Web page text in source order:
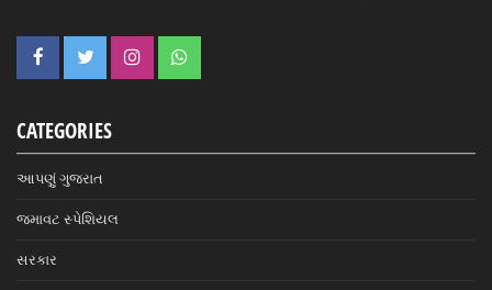
CATEGORIES
આપણું ગુજરાત
જમાવટ સ્પેશિયલ
સરકાર